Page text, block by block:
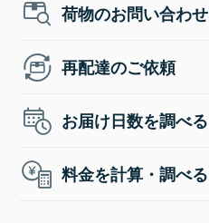
荷物のお問い合わせ
再配達のご依頼
お届け日数を調べる
料金を計算・調べる